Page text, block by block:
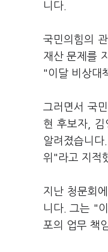
니다.
국민의힘의
재산 문제를
"이달 비상대
그러면서 국
현 후보자,
알려졌습니
위"라고 지적
지난 청문회
니다. 그는 "
포의 업무 책